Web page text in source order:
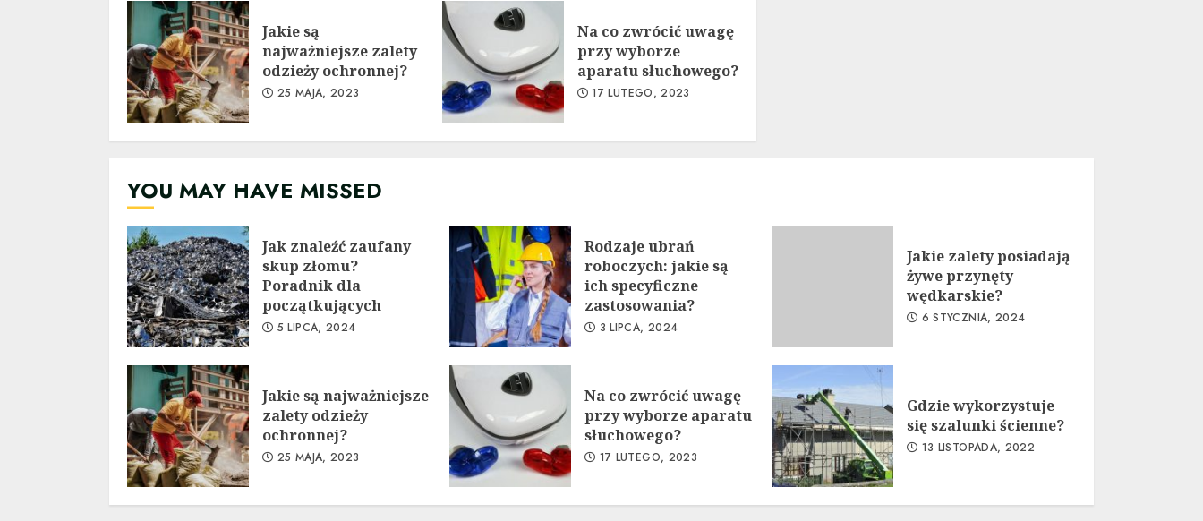
Jakie są
najważniejsze zalety
odzieży ochronnej?
25 MAJA, 2023
Na co zwrócić uwagę
przy wyborze
aparatu słuchowego?
17 LUTEGO, 2023
YOU MAY HAVE MISSED
Jak znaleźć zaufany
skup złomu?
Poradnik dla
początkujących
5 LIPCA, 2024
Rodzaje ubrań
roboczych: jakie są
ich specyficzne
zastosowania?
3 LIPCA, 2024
Jakie zalety posiadają
żywe przynęty
wędkarskie?
6 STYCZNIA, 2024
Jakie są najważniejsze
zalety odzieży
ochronnej?
25 MAJA, 2023
Na co zwrócić uwagę
przy wyborze aparatu
słuchowego?
17 LUTEGO, 2023
Gdzie wykorzystuje
się szalunki ścienne?
13 LISTOPADA, 2022